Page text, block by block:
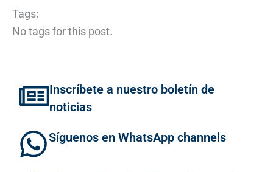
Tags:
No tags for this post.
Inscríbete a nuestro boletín de
noticias
Síguenos en WhatsApp channels